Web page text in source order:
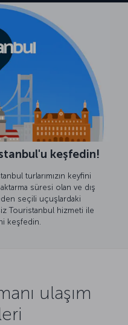
keşfedin!
turlarımızın keyfini
aktarma süresi olan ve dış
seçili uçuşlardaki
Touristanbul hizmeti ile
keşfedin.
ulaşım